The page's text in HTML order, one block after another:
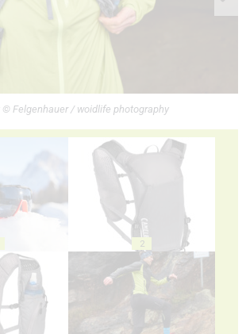
© Felgenhauer / woidlife photography
2